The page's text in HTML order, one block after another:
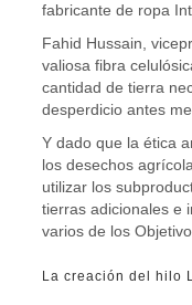
fabricante de ropa
Fahid Hussain,
valiosa fibra
cantidad de tierra
desperdicio antes
Y dado que la ética
los desechos
utilizar los
tierras adicionales e
varios de los
La creación del hilo